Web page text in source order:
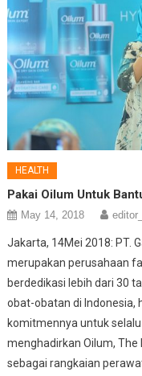
HEALTH
Pakai Oilum Untuk
May 14, 2018
Jakarta, 14Mei 2018: PT.
merupakan perusahaan
berdedikasi lebih dari 30
obat-obatan di Indonesia,
komitmennya untuk
menghadirkan Oilum, The
sebagai rangkaian